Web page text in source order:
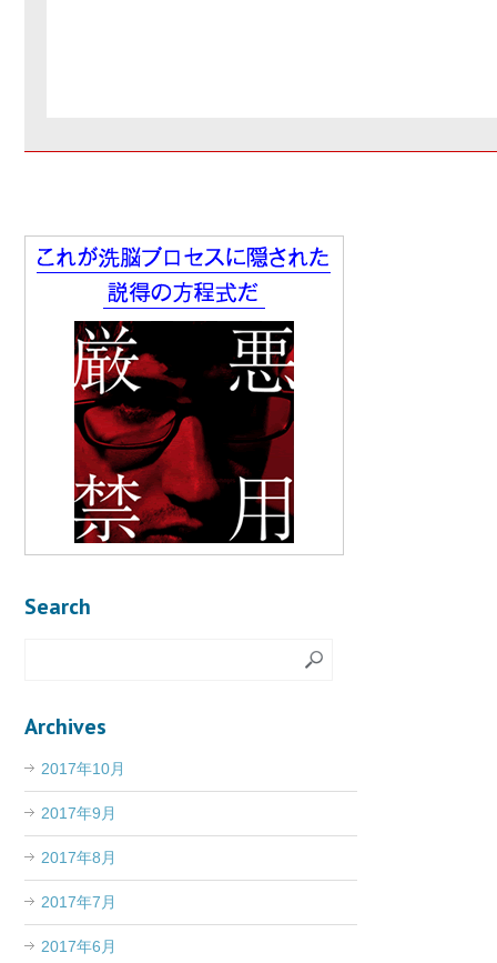
Search
Archives
2017年10月
2017年9月
2017年8月
2017年7月
2017年6月